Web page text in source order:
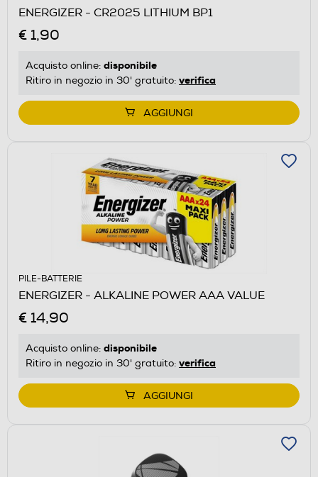
ENERGIZER - CR2025 LITHIUM BP1
€ 1,90
Acquisto online: disponibile
Ritiro in negozio in 30' gratuito: verifica
AGGIUNGI
PILE-BATTERIE
ENERGIZER - ALKALINE POWER AAA VALUE
€ 14,90
Acquisto online: disponibile
Ritiro in negozio in 30' gratuito: verifica
AGGIUNGI